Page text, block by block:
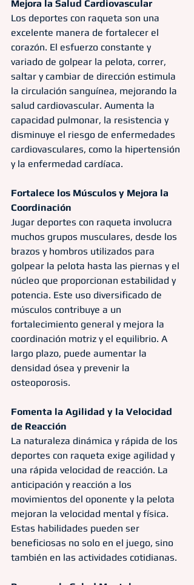
Mejora la Salud Cardiovascular
Los deportes con raqueta son una
excelente manera de fortalecer el
corazón. El esfuerzo constante y
variado de golpear la pelota, correr,
saltar y cambiar de dirección estimula
la circulación sanguínea, mejorando la
salud cardiovascular. Aumenta la
capacidad pulmonar, la resistencia y
disminuye el riesgo de enfermedades
cardiovasculares, como la hipertensión
y la enfermedad cardíaca.
Fortalece los Músculos y Mejora la
Coordinación
Jugar deportes con raqueta involucra
muchos grupos musculares, desde los
brazos y hombros utilizados para
golpear la pelota hasta las piernas y el
núcleo que proporcionan estabilidad y
potencia. Este uso diversificado de
músculos contribuye a un
fortalecimiento general y mejora la
coordinación motriz y el equilibrio. A
largo plazo, puede aumentar la
densidad ósea y prevenir la
osteoporosis.
Fomenta la Agilidad y la Velocidad
de Reacción
La naturaleza dinámica y rápida de los
deportes con raqueta exige agilidad y
una rápida velocidad de reacción. La
anticipación y reacción a los
movimientos del oponente y la pelota
mejoran la velocidad mental y física.
Estas habilidades pueden ser
beneficiosas no solo en el juego, sino
también en las actividades cotidianas.